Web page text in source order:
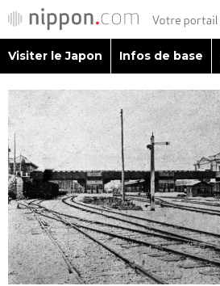
Visiter le Japon
Infos de base
Dossiers
Visiter le Japon Infos de base